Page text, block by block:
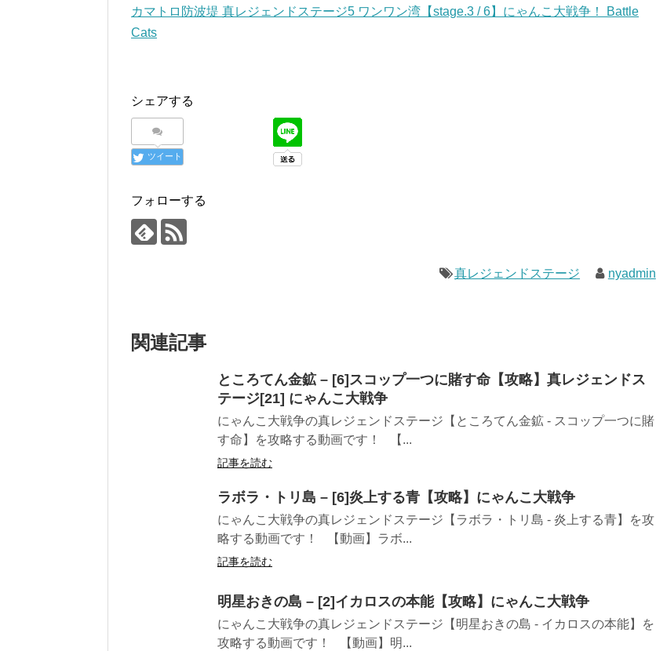
カマトロ防波堤 真レジェンドステージ5 ワンワン湾【stage.3 / 6】にゃんこ大戦争！ Battle
Cats
シェアする
ツイート
フォローする
真レジェンドステージ nyadmin
関連記事
ところてん金鉱 – [6]スコップ一つに賭す命【攻略】真レジェンドス
テージ[21] にゃんこ大戦争
にゃんこ大戦争の真レジェンドステージ【ところてん金鉱 - スコップ一つに賭
す命】を攻略する動画です！ 【...
記事を読む
ラボラ・トリ島 – [6]炎上する青【攻略】にゃんこ大戦争
にゃんこ大戦争の真レジェンドステージ【ラボラ・トリ島 - 炎上する青】を攻
略する動画です！ 【動画】ラボ...
記事を読む
明星おきの島 – [2]イカロスの本能【攻略】にゃんこ大戦争
にゃんこ大戦争の真レジェンドステージ【明星おきの島 - イカロスの本能】を
攻略する動画です！ 【動画】明...